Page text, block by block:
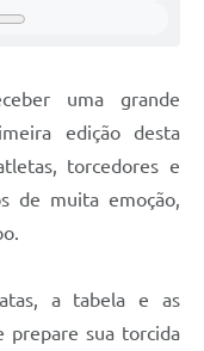
uma grande
edição desta
torcedores e
de muita emoção,
a tabela e as
prepare sua torcida